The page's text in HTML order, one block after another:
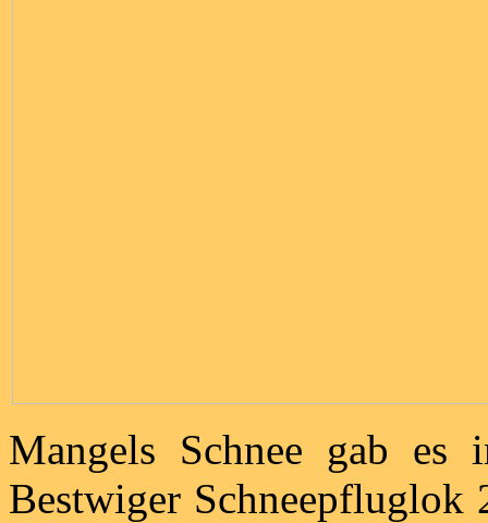
Mangels Schnee gab
Bestwiger Schneepfluglok